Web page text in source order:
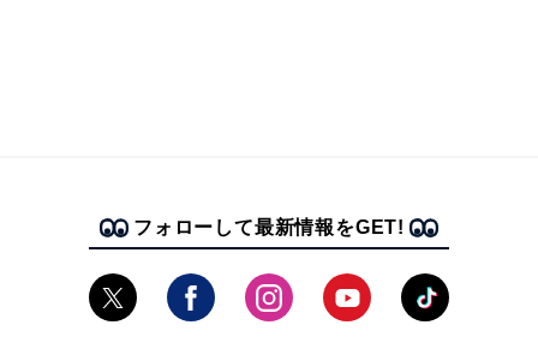
フォローして最新情報をGET!